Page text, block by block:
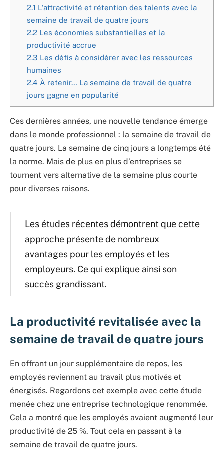
2.1 L’attractivité et rétention des talents avec la
semaine de travail de quatre jours
2.2Les économies substantielles et la
productivité accrue
2.3 Les défis à considérer avec les ressources
humaines
2.4 À retenir… La semaine de travail de quatre
jours gagne en popularité
Ces dernières années, une nouvelle tendance émerge
dans le monde professionnel : la semaine de travail de
quatre jours. La semaine de cinq jours a longtemps été
la norme. Mais de plus en plus d’entreprises se
tournent vers alternative de la semaine plus courte
pour diverses raisons.
Les études récentes démontrent que cette
approche présente de nombreux
avantages pour les employés et les
employeurs. Ce qui explique ainsi son
succès grandissant.
La productivité revitalisée avec la
semaine de travail de quatre jours
En offrant un jour supplémentaire de repos, les
employés reviennent au travail plus motivés et
énergisés. Regardons cet exemple avec cette étude
menée chez une entreprise technologique renommée.
Cela a montré que les employés avaient augmenté leur
productivité de 25 %. Tout cela en passant à la
semaine de travail de quatre jours.